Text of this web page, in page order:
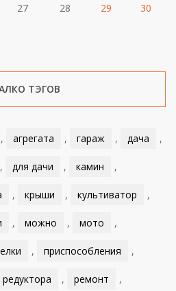
27 28 29
30
ТЭГОВ
, агрегата , гараж , дача ,
, для дачи , камин ,
, крыши , культиватор ,
, можно , мото ,
, приспособления ,
редуктора , ремонт ,